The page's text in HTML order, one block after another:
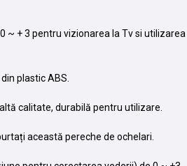
~ + 3 pentru vizionarea la Tv si utilizarea
plastic ABS.
calitate, durabilă pentru utilizare.
această pereche de ochelari.